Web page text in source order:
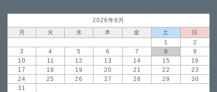
2026年8月
月
火 水 木 金 土
日
1
2
3
4 5 6 7 8
9
10
11 12 13 14 15
16
17
18 19 20 21 22
23
24
25 26 27 28 29
30
31